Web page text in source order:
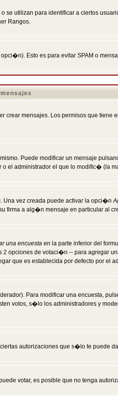
utilizan para identificar a ciertos
Rangos.
Esto es para evitar SPAM o
mensajes. Los permisos que tiene
Puede modificar un mensaje
el administrador el que lo modific� (la
Una vez creada puede activar la opci�n
firma a alg�n mensaje en particular al
una encuesta en la parte inferior del
2 opciones de votaci�n -- para agregar
que es establecida por defecto por el
Para modificar una encuesta,
votos, s�lo los administradores y
autorizaciones que s�lo te puede
votar, es posible que no tenga